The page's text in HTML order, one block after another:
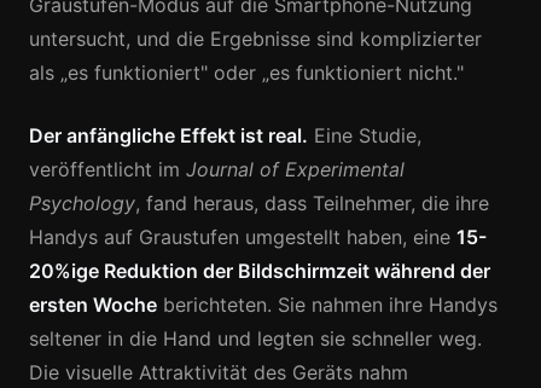
Graustufen-Modus auf die Smartphone-Nutzung
untersucht, und die Ergebnisse sind komplizierter
als „es funktioniert" oder „es funktioniert nicht."
Der anfängliche Effekt ist real. Eine Studie,
veröffentlicht im Journal of Experimental
Psychology, fand heraus, dass Teilnehmer, die ihre
Handys auf Graustufen umgestellt haben, eine 15-
20%ige Reduktion der Bildschirmzeit während der
ersten Woche berichteten. Sie nahmen ihre Handys
seltener in die Hand und legten sie schneller weg.
Die visuelle Attraktivität des Geräts nahm